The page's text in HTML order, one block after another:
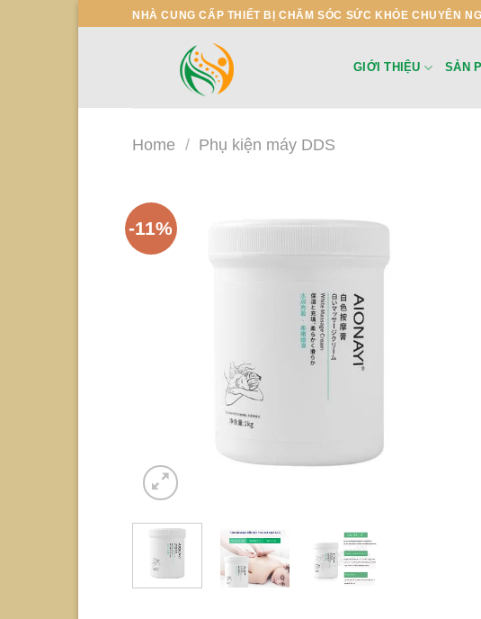
NHÀ CUNG CẤP THIẾT BỊ CHĂM SÓC SỨC KHỎE CHUYÊN
GIỚI THIỆU SẢN
Home / Phụ kiện máy DDS
-11%